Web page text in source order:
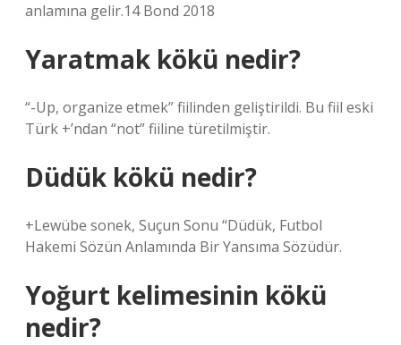
anlamına gelir.14 Bond 2018
Yaratmak kökü nedir?
“-Up, organize etmek” fiilinden geliştirildi. Bu fiil eski
Türk +’ndan “not” fiiline türetilmiştir.
Düdük kökü nedir?
+Lewübe sonek, Suçun Sonu “Düdük, Futbol
Hakemi Sözün Anlamında Bir Yansıma Sözüdür.
Yoğurt kelimesinin kökü
nedir?